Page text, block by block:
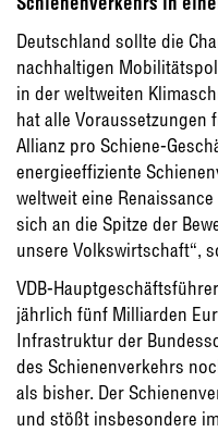
Deutschland sollte die
nachhaltigen
in der weltweiten
hat alle Voraussetzungen
Allianz pro Schiene-
energieeffiziente
weltweit eine
sich an die Spitze der
unsere Volkswirtschaft“,
VDB-
jährlich fünf Milliarden
Infrastruktur der
des Schienenverkehrs
als bisher. Der
und stößt insbesondere